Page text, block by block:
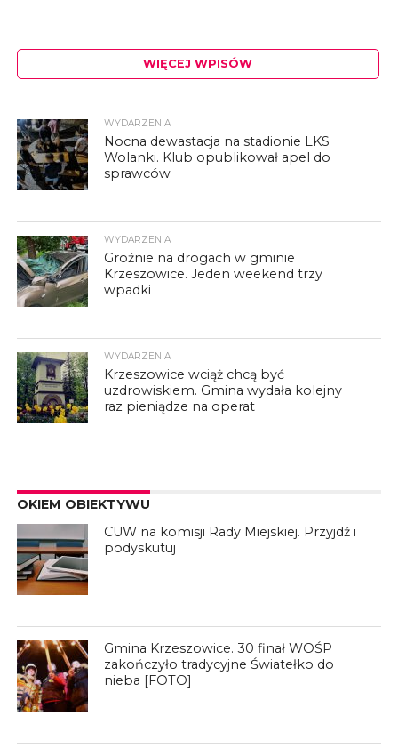
WIĘCEJ WPISÓW
WYDARZENIA
Nocna dewastacja na stadionie LKS
Wolanki. Klub opublikował apel do
sprawców
WYDARZENIA
Groźnie na drogach w gminie
Krzeszowice. Jeden weekend trzy
wpadki
WYDARZENIA
Krzeszowice wciąż chcą być
uzdrowiskiem. Gmina wydała kolejny
raz pieniądze na operat
OKIEM OBIEKTYWU
CUW na komisji Rady Miejskiej. Przyjdź i
podyskutuj
Gmina Krzeszowice. 30 finał WOŚP
zakończyło tradycyjne Światełko do
nieba [FOTO]